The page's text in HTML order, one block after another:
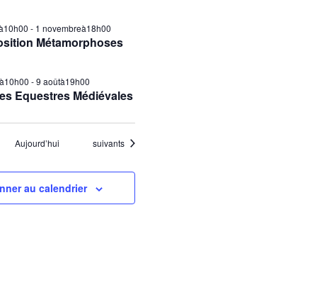
Métamorphoses
- 1 novembreà18h00
Equestres Médiévales
-9 aoûtà19h00
Aujourd’hui Évènements
suivants
au calendrier